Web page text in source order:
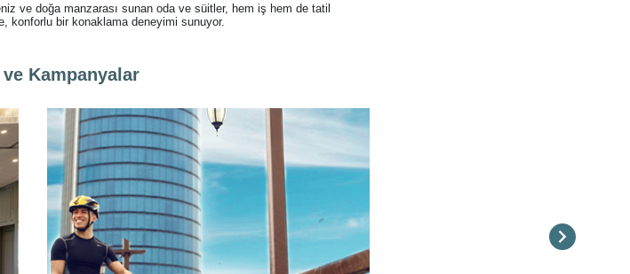
ve doğa manzarası sunan oda ve süitler, hem iş hem de tatil
konforlu bir konaklama deneyimi sunuyor.
ve Kampanyalar